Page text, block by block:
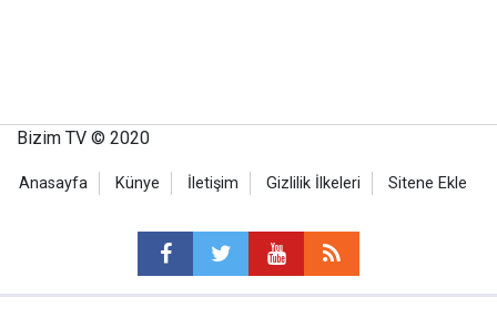
Bizim TV © 2020
Anasayfa Künye İletişim Gizlilik İlkeleri Sitene Ekle